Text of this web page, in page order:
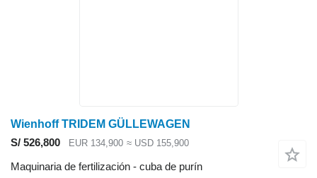
Wienhoff TRIDEM GÜLLEWAGEN
S/ 526,800
EUR 134,900 ≈ USD 155,900
Maquinaria de fertilización - cuba de purín